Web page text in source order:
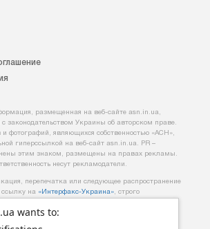
wants to:
размещенная на веб-сайте asn.in.ua,
с законодательством Украины об авторском праве.
и фотографий, являющихся собственностью «АСН»,
гиперссылкой на веб-сайт asn.іn.ua. PR –
этим знаком, размещены на правах рекламы.
несут рекламодатели.
перепечатка или следующее распространение
на «Интерфакс-Украина», строго